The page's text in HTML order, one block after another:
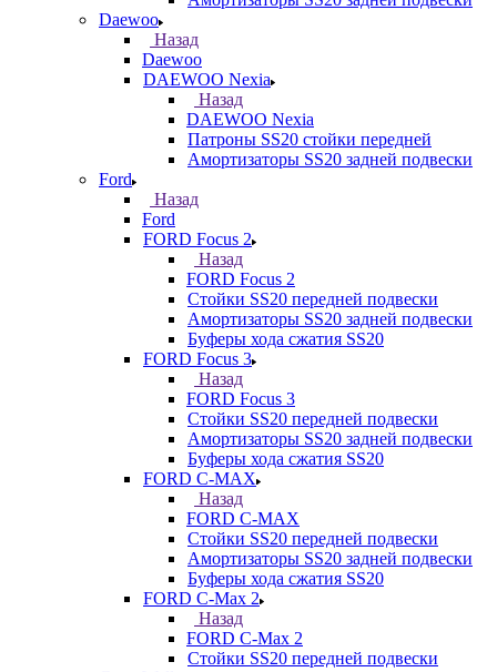
Daewoo
Назад
Daewoo
DAEWOO Nexia
Назад
DAEWOO Nexia
Патроны SS20 стойки передней
Амортизаторы SS20 задней подвески
Ford
Назад
Ford
FORD Focus 2
Назад
FORD Focus 2
Стойки SS20 передней подвески
Амортизаторы SS20 задней подвески
Буферы хода сжатия SS20
FORD Focus 3
Назад
FORD Focus 3
Стойки SS20 передней подвески
Амортизаторы SS20 задней подвески
Буферы хода сжатия SS20
FORD С-MAX
Назад
FORD С-MAX
Стойки SS20 передней подвески
Амортизаторы SS20 задней подвески
Буферы хода сжатия SS20
FORD C-Max 2
Назад
FORD C-Max 2
Стойки SS20 передней подвески